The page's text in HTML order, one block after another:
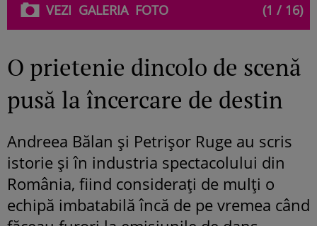
VEZI GALERIAFOTO (1 / 16)
O prietenie dincolo de scenă
pusă la încercare de destin
Andreea Bălan și Petrișor Ruge au scris
istorie și în industria spectacolului din
România, fiind considerați de mulți o
echipă imbatabilă încă de pe vremea când